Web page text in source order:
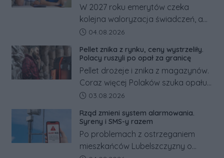
W 2027 roku emerytów czeka
kolejna waloryzacja świadczeń, a
pracowników podwyżka płacy
tym zmianom zyskają.
Data dodania artykułu:
04.08.2026
Pellet znika z rynku, ceny wystrzeliły.
Polacy ruszyli po opał za granicę
Pellet drożeje i znika z magazynów.
Coraz więcej Polaków szuka opału
za granicą, gdzie bywa nawet
Co się dzieje?
Data dodania artykułu:
03.08.2026
Rząd zmieni system alarmowania.
Syreny i SMS-y razem
Po problemach z ostrzeganiem
mieszkańców Lubelszczyzny o